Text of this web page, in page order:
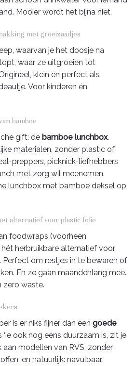
Mooier wordt het bijna niet.
met groeizaadjes
waarvan je het doosje na
waar ze uitgroeien tot
klein en perfect als
Voor kinderen én
bamboe
gift: de bamboe lunchbox.
materialen, zonder plastic of
preppers, picknick-liefhebbers
met zorg wil meenemen.
lunchbox met bamboe deksel op
alternatief voor plastic folie
foodwraps (voorheen
herbruikbare alternatief voor
om restjes in te bewaren of
En ze gaan maandenlang mee.
zero waste.
is er niks fijner dan een goede
‘ie ook nog eens duurzaam is, zit je
modellen van RVS, zonder
en natuurlijk: navulbaar.